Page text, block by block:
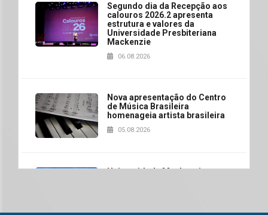
Segundo dia da Recepção aos
calouros 2026.2 apresenta
estrutura e valores da
Universidade Presbiteriana
Mackenzie
06.08.2026
Nova apresentação do Centro
de Música Brasileira
homenageia artista brasileira
05.08.2026
Universidade Mackenzie